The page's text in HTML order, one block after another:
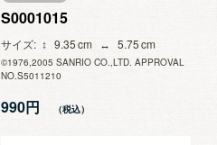
S0001015
サイズ 9.35 5.75
©1976,2005 SANRIO CO.,LTD. APPROVAL
NO.S5011210
990円